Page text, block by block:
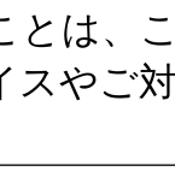
とは、
スやご